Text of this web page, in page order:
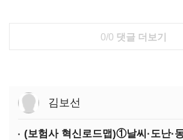
0/0 댓글 더보기
김보선